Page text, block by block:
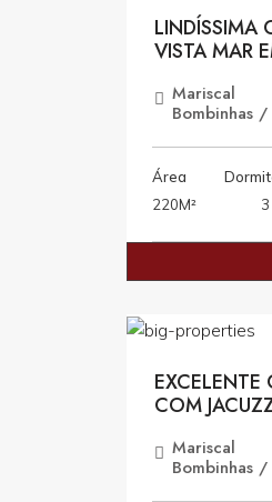
LINDÍSSIMA
VISTA MAR
Mariscal
Bombinhas /
Área
220M²
3
EXCELENTE
COM
Mariscal
Bombinhas /